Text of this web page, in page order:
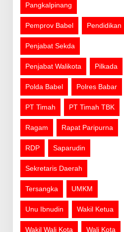
Pangkalpinang
Pemprov Babel Pendidikan
Penjabat Sekda
Penjabat Walikota Pilkada
Polda Babel Polres Babar
PT Timah PT Timah TBK
Ragam Rapat Paripurna
RDP Saparudin
Sekretaris Daerah
Tersangka UMKM
Unu Ibnudin Wakil Ketua
Wakil Wali Kota Wali Kota